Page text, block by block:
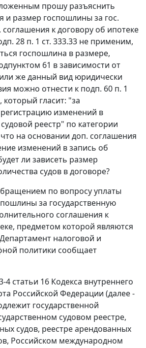
прошу разъяснить
и размер госпошлины за гос.
к договору об ипотеке
28 п. 1 ст. 333.33 не применим,
госпошлина в размере,
61 в зависимости от
же данный вид юридически
можно отнести к подп. 60 п. 1
который гласит: "за
изменений в
реестр" по категории
что на основании доп. соглашения
изменений в запись об
ли зависеть размер
судов в договоре?
по вопросу уплаты
за государственную
соглашения к
предметом которой являются
налоговой и
политики сообщает
4 статьи 16 Кодекса внутреннего
Российской Федерации (далее -
государственной
судовом реестре,
судов, реестре арендованных
Российском международном